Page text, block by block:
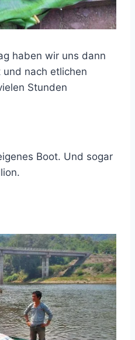
haben wir uns dann
nach etlichen
Stunden
Boot. Und sogar